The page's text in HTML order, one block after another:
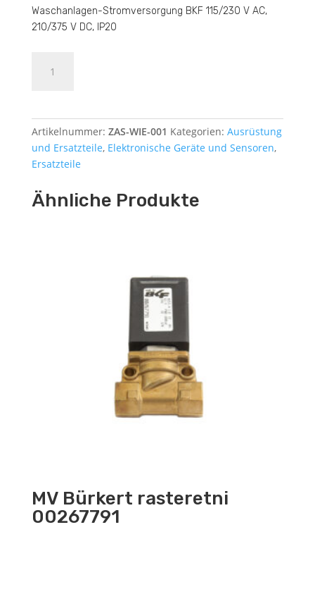
Waschanlagen-Stromversorgung BKF 115/230 V AC,
210/375 V DC, IP20
Menge
Artikelnummer: ZAS-WIE-001 Kategorien: Ausrüstung
und Ersatzteile, Elektronische Geräte und Sensoren,
Ersatzteile
Ähnliche Produkte
MV Bürkert rasteretni
00267791